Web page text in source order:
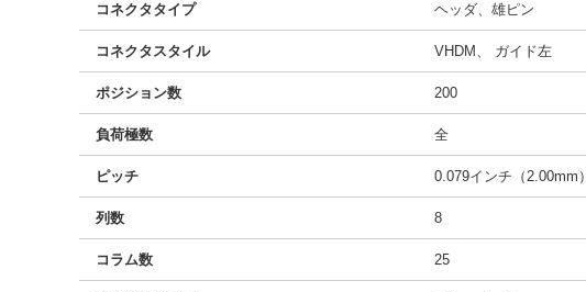
コネクタタイプ ヘッダ、雄ピン
コネクタスタイル VHDM、 ガイド左
ポジション数 200
負荷極数 全
ピッチ 0.079インチ（2.00mm）
列数 8
コラム数 25